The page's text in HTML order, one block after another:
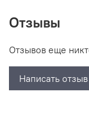
Отзывы
Отзывов еще
Написать отзыв